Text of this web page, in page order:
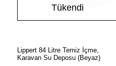
Tükendi
Lippert 84 Litre Temiz İçme,
Karavan Su Deposu (Beyaz)